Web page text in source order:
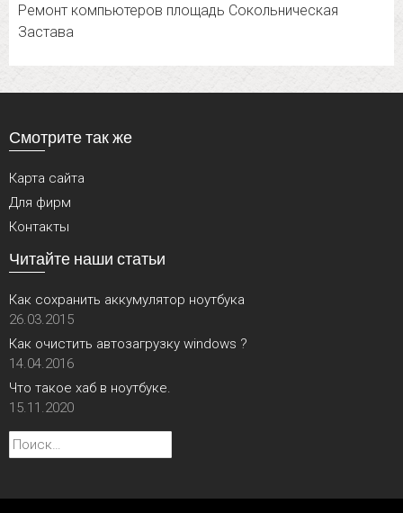
Ремонт компьютеров площадь Сокольническая
Застава
Смотрите так же
Карта сайта
Для фирм
Контакты
Читайте наши статьи
Как сохранить аккумулятор ноутбука
26.03.2015
Как очистить автозагрузку windows ?
14.04.2016
Что такое хаб в ноутбуке.
15.11.2020
Найти: